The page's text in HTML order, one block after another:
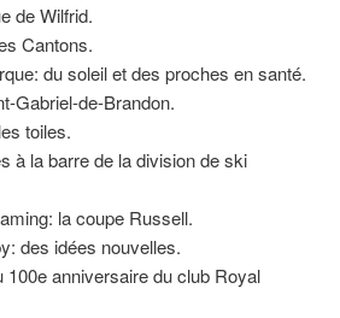
de Wilfrid.
Cantons.
du soleil et des proches en santé.
Gabriel-de-Brandon.
toiles.
à la barre de la division de ski
la coupe Russell.
des idées nouvelles.
100e anniversaire du club Royal